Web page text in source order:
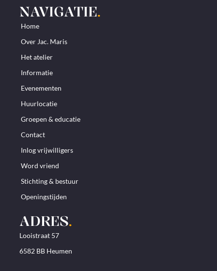
NAVIGATIE.
Home
Over Jac. Maris
Het atelier
Informatie
Evenementen
Huurlocatie
Groepen & educatie
Contact
Inlog vrijwilligers
Word vriend
Stichting & bestuur
Openingstijden
ADRES.
Looistraat 57
6582 BB Heumen